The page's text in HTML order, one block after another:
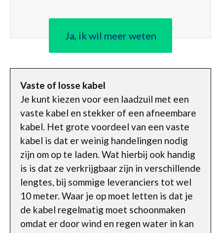
Ja, ik wil meer weten
Vaste of losse kabel
Je kunt kiezen voor een laadzuil met een
vaste kabel en stekker of een afneembare
kabel. Het grote voordeel van een vaste
kabel is dat er weinig handelingen nodig
zijn om op te laden. Wat hierbij ook handig
is is dat ze verkrijgbaar zijn in verschillende
lengtes, bij sommige leveranciers tot wel
10 meter. Waar je op moet letten is dat je
de kabel regelmatig moet schoonmaken
omdat er door wind en regen water in kan